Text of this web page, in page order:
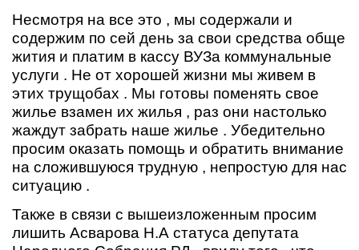
Несмотря на все это , мы содержали и
содержим по сей день за свои средства обще
жития и платим в кассу ВУЗа коммунальные
услуги . Не от хорошей жизни мы живем в
этих трущобах . Мы готовы поменять свое
жилье взамен их жилья , раз они настолько
жаждут забрать наше жилье . Убедительно
просим оказать помощь и обратить внимание
на сложившуюся трудную , непростую для нас
ситуацию .
Также в связи с вышеизложенным просим
лишить Асварова Н.А статуса депутата